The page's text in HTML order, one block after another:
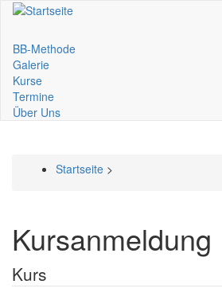
Direkt
Main
navigation
BB-Methode
Galerie
Kurse
Termine
Über Uns
Startseite >
Kursanmeldung
Kurs